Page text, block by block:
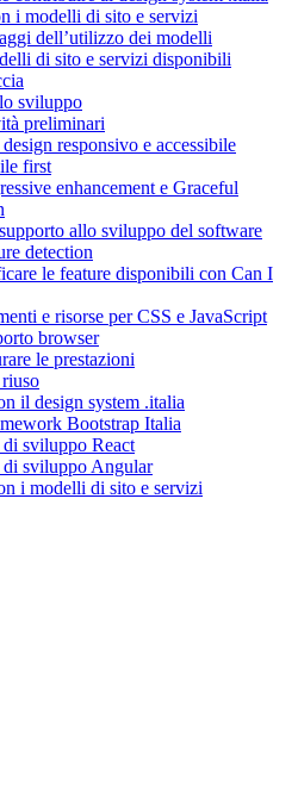
i modelli di sito e servizi
dell’utilizzo dei modelli
di sito e servizi disponibili
sviluppo
preliminari
responsivo e accessibile
first
enhancement e Graceful
allo sviluppo del software
detection
le feature disponibili con Can I
e risorse per CSS e JavaScript
browser
le prestazioni
il design system .italia
Bootstrap Italia
sviluppo React
sviluppo Angular
i modelli di sito e servizi